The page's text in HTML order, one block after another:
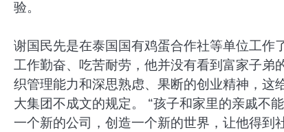
验。
谢国民先是在泰国国有鸡蛋合作社等单位工
工作勤奋、吃苦耐劳，他并没有看到富家子弟
织管理能力和深思熟虑、果断的创业精神，这
大集团不成文的规定。 “孩子和家里的亲戚不
一个新的公司，创造一个新的世界，让他得到